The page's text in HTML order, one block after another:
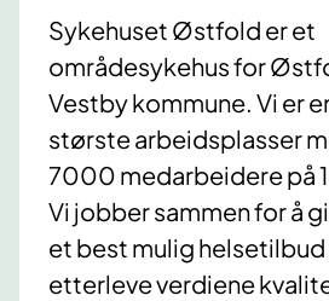
Sykehuset Østfold er et
områdesykehus for
Vestby kommune. Vi er
største arbeidsplasser
7000 medarbeidere på
Vi jobber sammen for å
et best mulig helsetilbud
etterleve verdiene